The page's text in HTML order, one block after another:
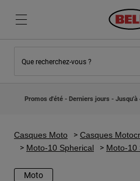
Nouveautés
Casques Motocross Enfant
Lifestyle
Nouveautés
Lifestyle
Explorez Bike
Que recherchez-vous ?
Promos d'été - Derniers jours - Jusqu'à
Casques Moto Casques
Moto-10 Spherical
Moto-10
Moto